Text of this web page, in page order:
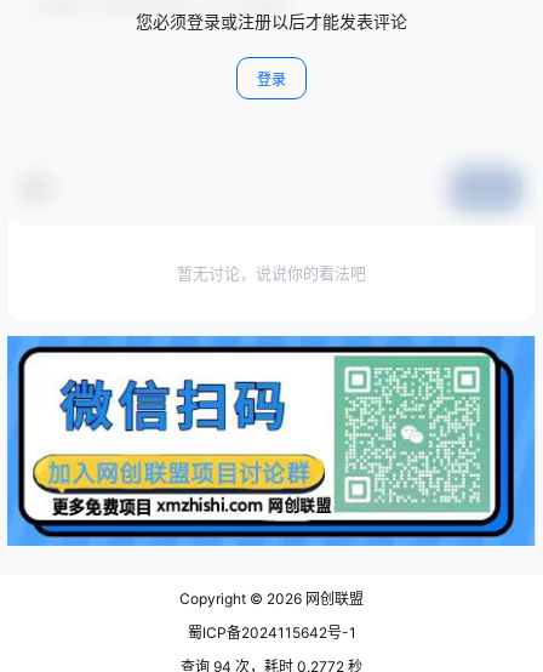
您必须登录或注册以后才能发表评论
登录
暂无讨论，说说你的看法吧
Copyright © 2026 网创联盟
蜀ICP备2024115642号-1
查询 94 次，耗时 0.2772 秒